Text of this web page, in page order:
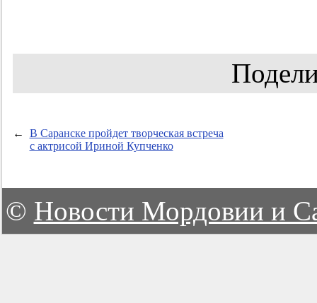
←
В Саранске пройдет творческая встреча
с актрисой Ириной Купченко
© Новости Мордовии и